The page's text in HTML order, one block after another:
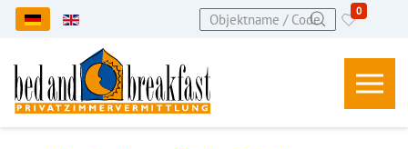
Sprache auswählen 0